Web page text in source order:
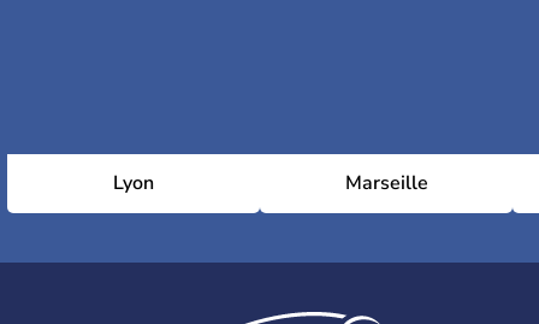
Lyon Marseille